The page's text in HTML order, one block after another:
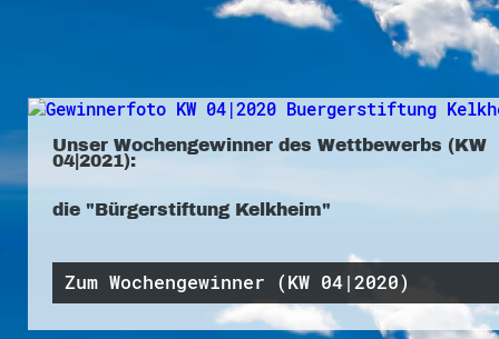
Unser Wochengewinner des Wettbewerbs (KW
04|2021):
die "Bürgerstiftung Kelkheim"
Zum Wochengewinner (KW 04|2020)